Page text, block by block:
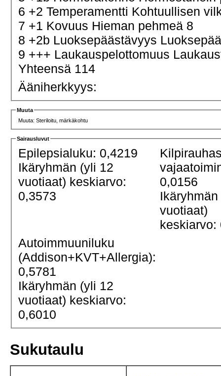
6 +2 Temperamentti Kohtuullisen
7 +1 Kovuus Hieman pehmeä 8
8 +2b Luoksepäästävyys
9 +++ Laukauspelottomuus
Yhteensä 114
Ääniherkkyys:
Muuta
Muuta: Steriloitu, märkäkohtu
Sairausluvut
Epilepsialuku: 0,4219
Ikäryhmän (yli 12
vuotiaat) keskiarvo:
0,3573
0,0156
vuotiaat)
keskiarvo:
Autoimmuuniluku
(Addison+KVT+Allergia):
0,5781
Ikäryhmän (yli 12
vuotiaat) keskiarvo:
0,6010
Sukutaulu